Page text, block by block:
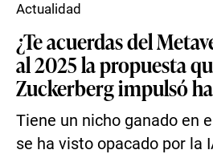
¿Te acuerdas del
al 2025 la propuesta
Zuckerberg impulsó
Tiene un nicho ganado en
se ha visto opacado por la
Actualidad